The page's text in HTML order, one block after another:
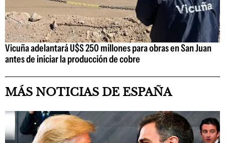
Vicuña adelantará U$S 250 millones para obras en San Juan
antes de iniciar la producción de cobre
MÁS NOTICIAS DE ESPAÑA